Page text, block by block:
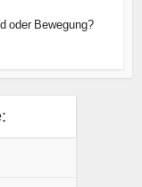
oder Bewegung?